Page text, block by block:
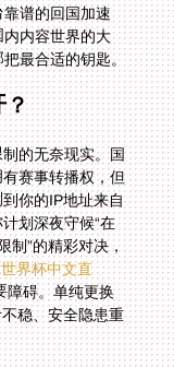
最合适的钥匙。
？
的无奈现实。国
赛事转播权，但
你的IP地址来自
计划深夜守候“在
制”的精彩对决，
界杯中文直
障碍。单纯更换
稳、安全隐患重